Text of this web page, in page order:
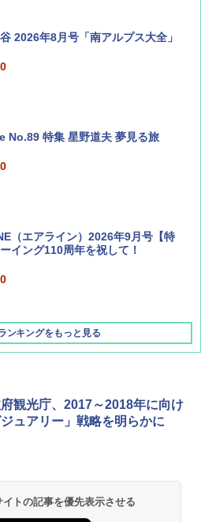
2026年8月号「南アルプス大全」
No.89 特集 星野道夫 夢見る旅
（エアライン）2026年9月号【特
イング110周年を祝して！
ンキングをもっと見る
球の歩き方 チェンマイ タイ北部の魅
2026～2027 地球の歩き方D アジア
き方 スター・ウォーズ
パーズコレクション 山善] ポップアッ
傘みたいに広げて畳める パッとサ
シェード キューブ フルクローズ メ
ステンレス保冷剤 2個セット 2
ューアル 急速冷凍 空間倍増 衛生的
ト 保冷力長持ち
バンドック)ソロ ドーム 1 EX BDK
観光庁、2017～2018年に向け
ュアリー」戦略を明らかに
トの記事を優先表示させる